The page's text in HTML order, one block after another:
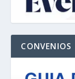
CONVENIOS